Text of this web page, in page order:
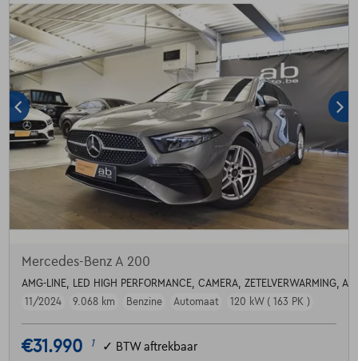
Mercedes-Benz A 200
AMG-LINE, LED HIGH PERFORMANCE, CAMERA, ZETELVERWARMING,
11/2024
9.068 km Benzine Automaat 120 kW ( 163 PK )
€31.990 1 ✓ BTW aftrekbaar